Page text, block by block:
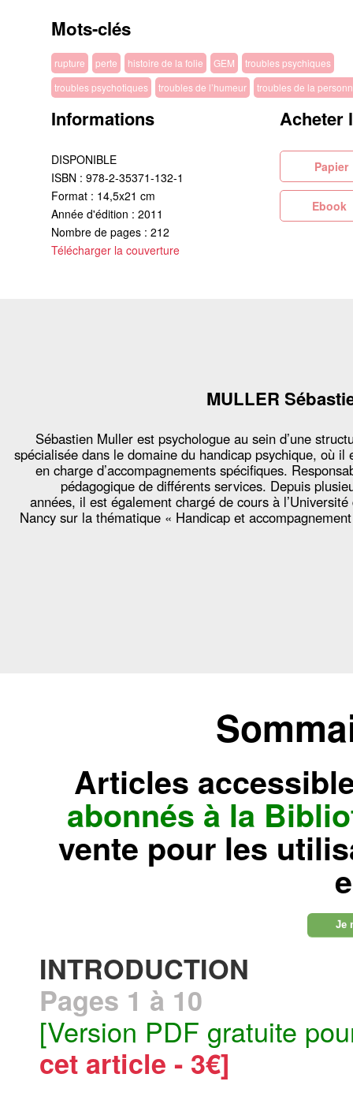
Mots-clés
rupture perte histoire de la folie GEM
troubles psychiques
troubles psychotiques
troubles de l’humeur troubles de la
Informations
DISPONIBLE
ISBN : 978-2-35371-132-1
Format : 14,5x21 cm
Année d'édition : 2011
Nombre de pages : 212
Télécharger la couverture
Acheter
MULLER
Sébastien Muller est psychologue au sein d’une
spécialisée dans le domaine du handicap psychique, où il
en charge d’accompagnements spécifiques.
pédagogique de différents services. Depuis
années, il est également chargé de cours à l’Université
Nancy sur la thématique « Handicap et
Articles
abonnés à la
vente pour les
Je
INTRODUCTION
Pages 1 à 10
[Version PDF gratuite
cet article - 3€]